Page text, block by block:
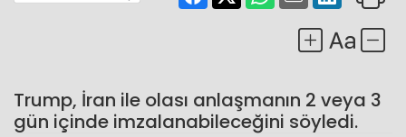
Trump, İran ile olası anlaşmanın 2 veya 3
gün içinde imzalanabileceğini söyledi.